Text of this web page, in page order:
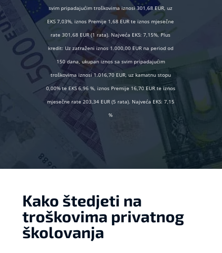
svim pripadajućim troškovima iznosi 301,68 EUR, uz
EKS 7,03%, iznos Premije 1,68 EUR te iznos mjesečne
rate 301,68 EUR (1 rata). Najveća EKS: 7,15%, Plus
kredit: Uz zatraženi iznos 1.000,00 EUR na period od
150 dana, ukupan iznos sa svim pripadajućim
troškovima iznosi 1.016,70 EUR, uz kamatnu stopu
0,00% te EKS 6,96 %, iznos Premije 16,70 EUR te iznos
mjesečne rate 203,34 EUR (5 rata). Najveća EKS: 7,15
%
Kako štedjeti na
troškovima privatnog
školovanja